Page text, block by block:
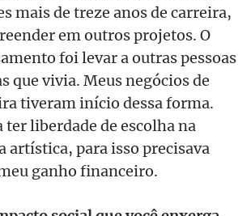
mais de treze anos de carreira,
em outros projetos. O
foi levar a outras pessoas
que vivia. Meus negócios de
tiveram início dessa forma.
ter liberdade de escolha na
artística, para isso precisava
ganho financeiro.